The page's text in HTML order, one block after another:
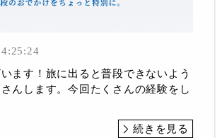
ます！旅に出ると普段できないよう
んします。今回たくさんの経験をし
続きを見る